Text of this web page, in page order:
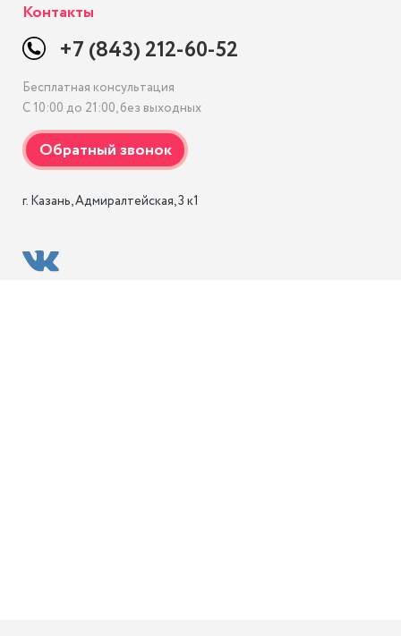
Контакты
+7 (843) 212-60-52
Бесплатная консультация
С 10:00 до 21:00, без выходных
г. Казань, Адмиралтейская, 3 к1